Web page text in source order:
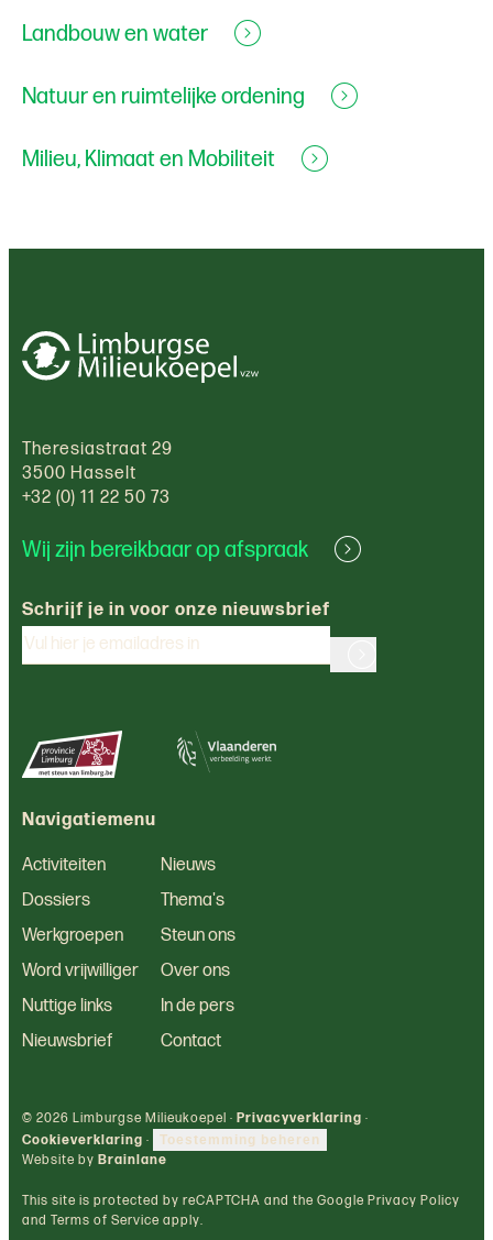
Landbouw en water
Natuur en ruimtelijke ordening
Milieu, Klimaat en Mobiliteit
Theresiastraat 29
3500 Hasselt
+32 (0) 11 22 50 73
Wij zijn bereikbaar op afspraak
Schrijf je in voor onze nieuwsbrief
Navigatiemenu
Activiteiten
Nieuws
Dossiers
Thema's
Werkgroepen
Steun ons
Word vrijwilliger
Over ons
Nuttige links
In de pers
Nieuwsbrief
Contact
© 2026 Limburgse Milieukoepel · Privacyverklaring ·
Cookieverklaring · Toestemming beheren
Website by Brainlane
This site is protected by reCAPTCHA and the Google Privacy Policy
and Terms of Service apply.